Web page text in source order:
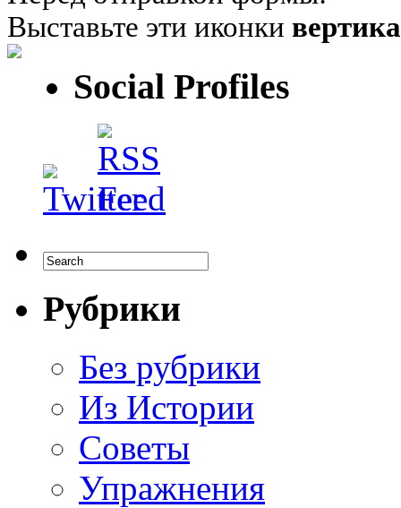
Выставьте эти иконки
Social Profiles
Рубрики
Без рубрики
Из Истории
Советы
Упражнения